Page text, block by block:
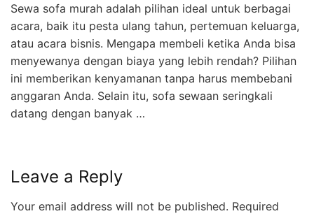
Sewa sofa murah adalah pilihan ideal untuk berbagai
acara, baik itu pesta ulang tahun, pertemuan keluarga,
atau acara bisnis. Mengapa membeli ketika Anda bisa
menyewanya dengan biaya yang lebih rendah? Pilihan
ini memberikan kenyamanan tanpa harus membebani
anggaran Anda. Selain itu, sofa sewaan seringkali
datang dengan banyak …
Leave a Reply
Your email address will not be published. Required